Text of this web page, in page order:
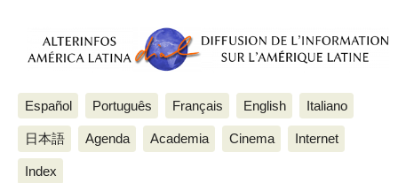
Español Português Français English Italiano
日本語 Agenda Academia Cinema Internet
Index